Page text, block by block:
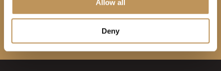
Allow all
Deny
Abonneer